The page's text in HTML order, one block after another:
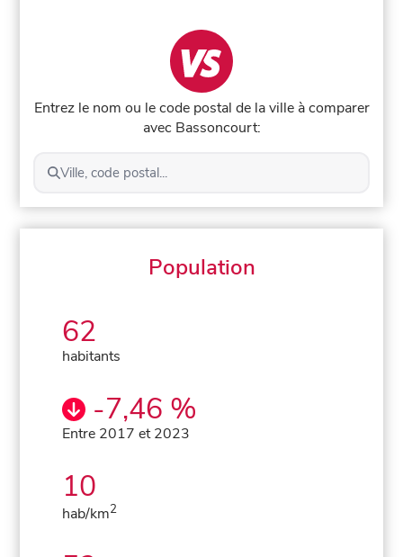
Entrez le nom ou le code postal de la ville à comparer
avec Bassoncourt:
Ville, code postal...
Population
62
habitants
-7,46 %
Entre 2017 et 2023
10
hab/km2